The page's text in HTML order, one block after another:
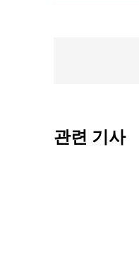
관련 기사